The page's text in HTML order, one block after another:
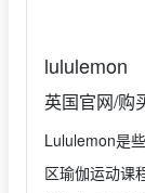
lululemon
英国官网/购
Lululemon是
区瑜伽运动课